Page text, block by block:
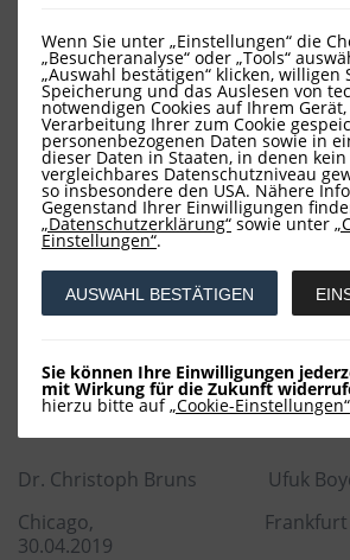
Wenn Sie unter „Einstellungen“ die
„Besucheranalyse“ oder „Tools“
„Auswahl bestätigen“ klicken, willigen
Speicherung und das Auslesen von
notwendigen Cookies auf Ihrem
Verarbeitung Ihrer zum Cookie
personenbezogenen Daten sowie in
dieser Daten in Staaten, in denen kein
vergleichbares Datenschutzniveau
so insbesondere den USA. Nähere
Gegenstand Ihrer Einwilligungen
„Datenschutzerklärung“ sowie unter
Einstellungen“.
AUSWAHL BESTÄTIGEN
Sie können Ihre Einwilligungen
mit Wirkung für die Zukunft
hierzu bitte auf„Cookie-Einstellungen“
Übriges.
Auch die LOYS Fonds wurden
Aufwärtswelle getragen. Das
die Börsenkorrektur des letzten
Aufstockungen der Aktienbestände.
LOYS-Anlegern dieser bewährte
des Hauses LOYS nichts Neues.
Erkenntnis neu, dass konventionelle
heutzutage keine probate Alternative
Aktienfondsanlage darstellen.
Fondsmanager und Mitinvestoren
Dr. Christoph Bruns Ufuk
Chicago, Frankfurt
30.04.2019